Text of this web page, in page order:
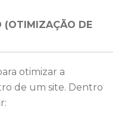
(OTIMIZAÇÃO DE
otimizar a
de um site. Dentro